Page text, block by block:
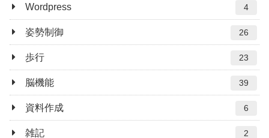
Wordpress 4
姿勢制御 26
歩行 23
脳機能 39
資料作成 6
雑記 2